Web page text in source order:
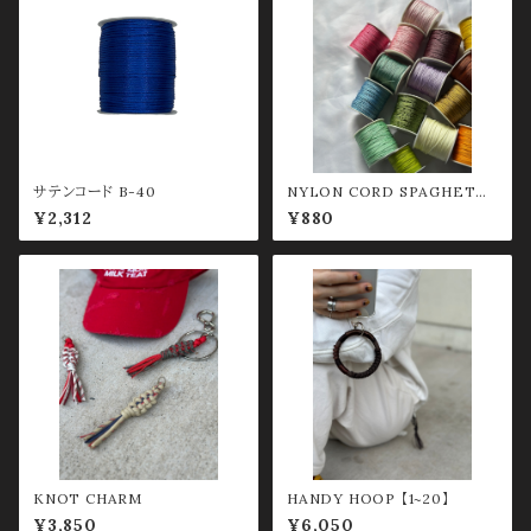
サテンコード B-40
¥2,312
NYLON CORD SPAGHETTI
0.8mm グリーン系
¥880
KNOT CHARM
¥3,850
HANDY HOOP 【1~20】
¥6,050